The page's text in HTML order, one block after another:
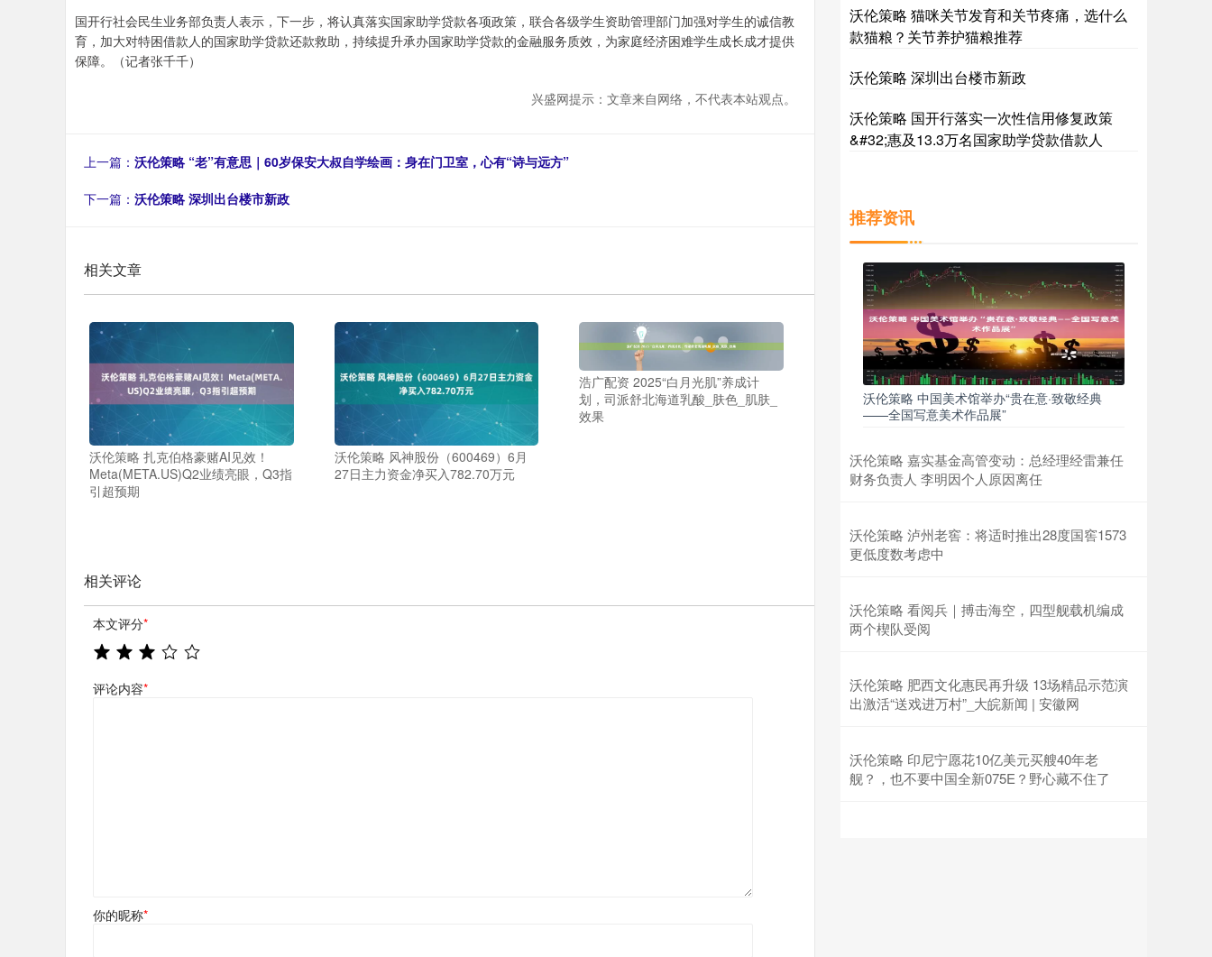
国开行社会民生业务部负责人表示，下一步，将认真落实国家助学贷款各项政策，联合各级学生资助管理部门加强对学生的诚信教
育，加大对特困借款人的国家助学贷款还款救助，持续提升承办国家助学贷款的金融服务质效，为家庭经济困难学生成长成才提供
保障。（记者张千千）
兴盛网提示：文章来自网络，不代表本站观点。
上一篇： 沃伦策略 “老”有意思｜60岁保安大叔自学绘画：身在门卫室，心有“诗与远方”
下一篇： 沃伦策略 深圳出台楼市新政
相关文章
沃伦策略 扎克伯格豪赌AI见效！
Meta(META.US)Q2业绩亮眼，Q3指
引超预期
沃伦策略 风神股份（600469）6月
27日主力资金净买入782.70万元
浩广配资 2025“白月光肌”养成计
划，司派舒北海道乳酸_肤色_肌肤_
效果
相关评论
本文评分*
评论内容*
你的昵称*
沃伦策略 猫咪关节发育和关节疼痛，选什么
款猫粮？关节养护猫粮推荐
沃伦策略 深圳出台楼市新政
沃伦策略 国开行落实一次性信用修复政策
&#32;惠及13.3万名国家助学贷款借款人
推荐资讯
沃伦策略 中国美术馆举办“贵在意·致敬经典
——全国写意美术作品展”
沃伦策略 嘉实基金高管变动：总经理经雷兼任
财务负责人 李明因个人原因离任
沃伦策略 泸州老窖：将适时推出28度国窖1573
更低度数考虑中
沃伦策略 看阅兵｜搏击海空，四型舰载机编成
两个楔队受阅
沃伦策略 肥西文化惠民再升级 13场精品示范演
出激活“送戏进万村”_大皖新闻 | 安徽网
沃伦策略 印尼宁愿花10亿美元买艘40年老
舰？，也不要中国全新075E？野心藏不住了